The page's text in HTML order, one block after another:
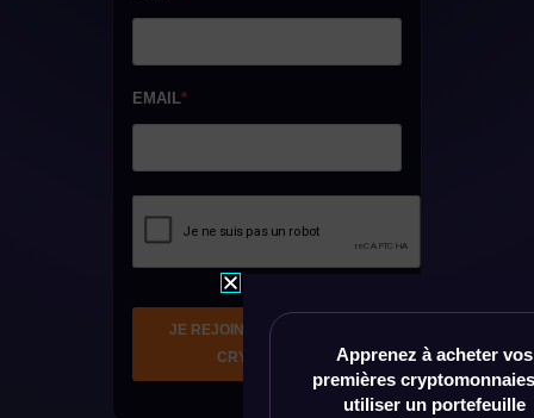
Apprenez à acheter vos
premières
utiliser un portefeuille